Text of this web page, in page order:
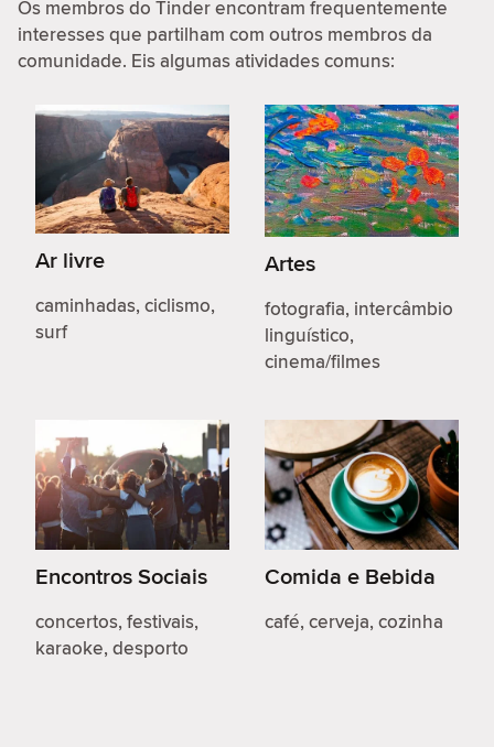
Os membros do Tinder encontram frequentemente
interesses que partilham com outros membros da
comunidade. Eis algumas atividades comuns:
Ar livre
caminhadas, ciclismo,
surf
Artes
fotografia, intercâmbio
linguístico,
cinema/filmes
Encontros Sociais
concertos, festivais,
karaoke, desporto
Comida e Bebida
café, cerveja, cozinha